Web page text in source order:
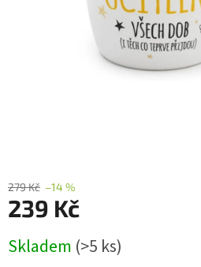
279 Kč –14 %
239 Kč
cena:
Skladem (>5 ks)